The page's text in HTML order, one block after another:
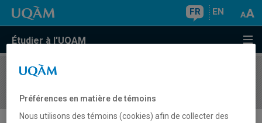
FR EN
Étudier à l'UQAM
COURS//
Préférences en matière de témoins
Nous utilisons des témoins (cookies) afin de collecter des